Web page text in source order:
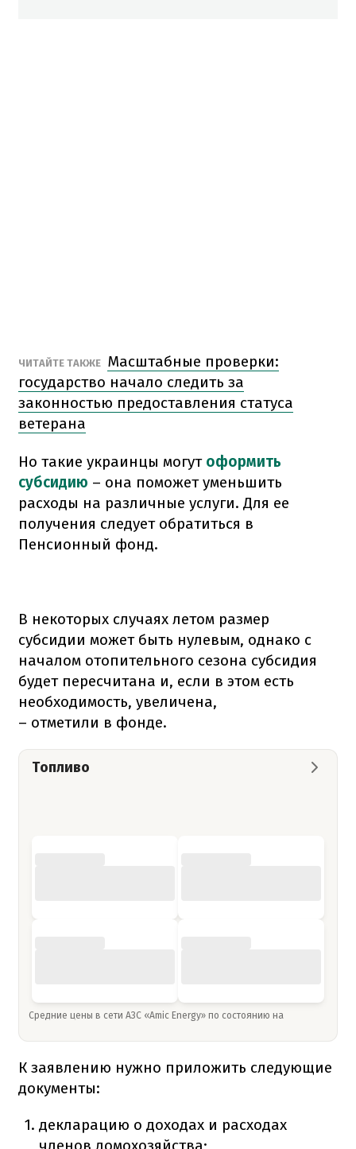
ЧИТАЙТЕ ТАКЖЕ Масштабные проверки:
государство начало следить за
законностью предоставления статуса
ветерана
Но такие украинцы могут оформить
субсидию – она поможет уменьшить
расходы на различные услуги. Для ее
получения следует обратиться в
Пенсионный фонд.
В некоторых случаях летом размер
субсидии может быть нулевым, однако с
началом отопительного сезона субсидия
будет пересчитана и, если в этом есть
необходимость, увеличена,
– отметили в фонде.
Топливо
Средние цены в сети АЗС «Amic Energy» по состоянию на
К заявлению нужно приложить следующие
документы:
декларацию о доходах и расходах
членов домохозяйства;